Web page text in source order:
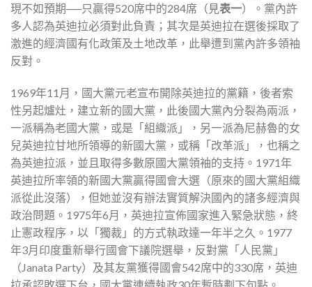
現不如預期──只贏得520席中的284席（見表一）。黨內許
多人認為英迪拉必須對此負責；其次是英迪拉在選後採取了
激進的經濟國有化政策及土地改革，此舉遭到黨內許多領袖
反對。
1969年11月，國大黨元老宣布開除英迪拉的黨籍，後者索
性另起爐灶，建立新的國大黨，此後國大黨內分裂為兩派，
一派稱為老國大黨，或是「組織派」，另一派為尼赫魯的女
兒英迪拉甘地所領導的新國大黨，或稱「改革派」，也稱之
為英迪拉派，並且取得多數原國大黨領袖的支持。1971年
英迪拉所率領的新國大黨贏得國會大選（原來的國大黨組織
派從此沒落），但她並沒有辦法實質解決國內的諸多經濟與
政治問題。1975年6月，英迪拉宣佈國家進入緊急狀態，終
止憲政程序，以「獨裁」的方式執政達一年半之久。1977
年3月印度重新舉行國會下議院選舉，反對黨「人民黨」
（Janata Party）及其友黨獲得國會542席中的330席，英迪